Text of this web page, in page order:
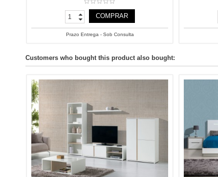
COMPRAR
Prazo Entrega - Sob Consulta
Customers who bought this product also bought: